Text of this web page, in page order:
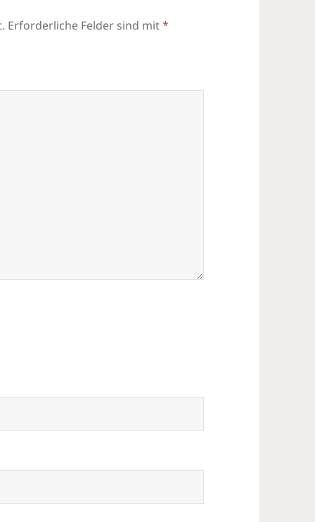
Erforderliche Felder sind mit*